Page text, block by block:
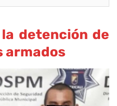
detención de
armados